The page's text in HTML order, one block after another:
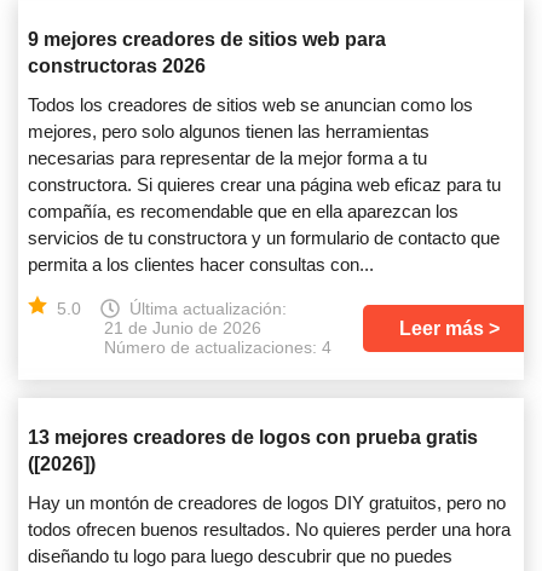
9 mejores creadores de sitios web para
constructoras 2026
Todos los creadores de sitios web se anuncian como los
mejores, pero solo algunos tienen las herramientas
necesarias para representar de la mejor forma a tu
constructora. Si quieres crear una página web eficaz para tu
compañía, es recomendable que en ella aparezcan los
servicios de tu constructora y un formulario de contacto que
permita a los clientes hacer consultas con...
5.0
Última actualización:
21 de Junio de 2026
Número de actualizaciones: 4
Leer más
13 mejores creadores de logos con prueba gratis
([2026])
Hay un montón de creadores de logos DIY gratuitos, pero no
todos ofrecen buenos resultados. No quieres perder una hora
diseñando tu logo para luego descubrir que no puedes